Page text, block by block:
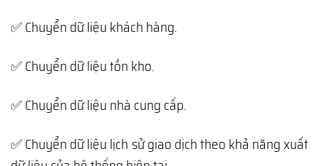
✅ Chuyển dữ liệu khách hàng.
✅ Chuyển dữ liệu tồn kho.
✅ Chuyển dữ liệu nhà cung cấp.
✅ Chuyển dữ liệu lịch sử giao dịch theo khả năng xuất